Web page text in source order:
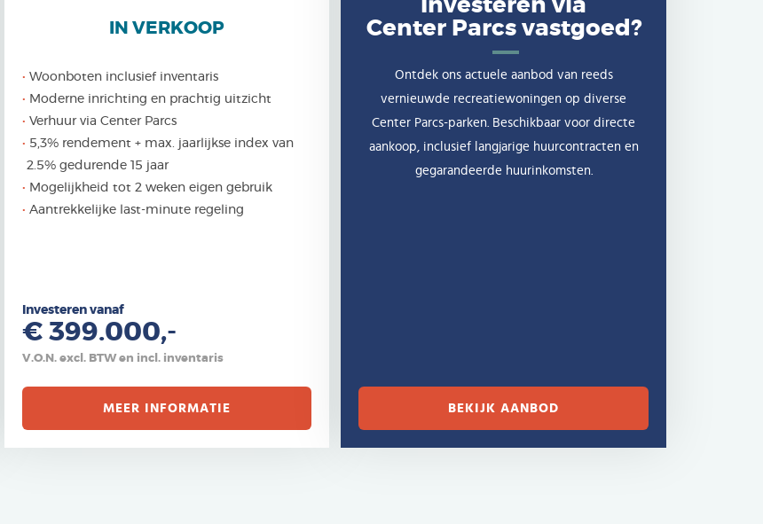
IN VERKOOP
Woonboten inclusief inventaris
Moderne inrichting en prachtig uitzicht
Verhuur via Center Parcs
5,3% rendement + max. jaarlijkse index van
2.5% gedurende 15 jaar
Mogelijkheid tot 2 weken eigen gebruik
Aantrekkelijke last-minute regeling
Investeren vanaf
€ 399.000,-
V.O.N. excl. BTW en incl. inventaris
MEER INFORMATIE
Investeren via
Center Parcs vastgoed?
Ontdek ons actuele aanbod van reeds
vernieuwde recreatiewoningen op diverse
Center Parcs-parken. Beschikbaar voor directe
aankoop, inclusief langjarige huurcontracten en
gegarandeerde huurinkomsten.
BEKIJK AANBOD